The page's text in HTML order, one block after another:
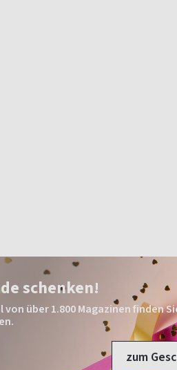
schenken!
von über 1.800 Magazinen finden
zum